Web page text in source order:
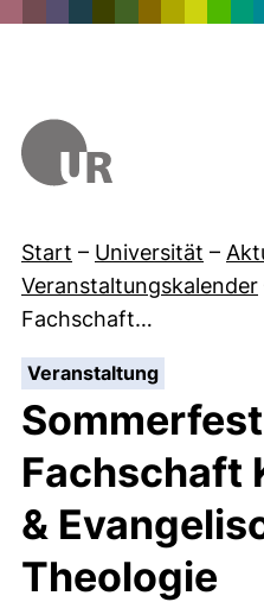
Start – Universität –
Veranstaltungskalender
Fachschaft…
Veranstaltung:
Fachschaft
&
Theologie